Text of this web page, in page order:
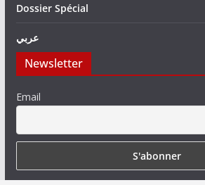
Dossier Spécial
عربي
Newsletter
Email